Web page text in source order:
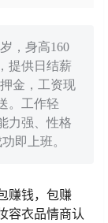
，身高160
提供日结薪
金，工资现
。工作轻
力强、性格
即上班。
赚钱，包赚
容衣品情商认